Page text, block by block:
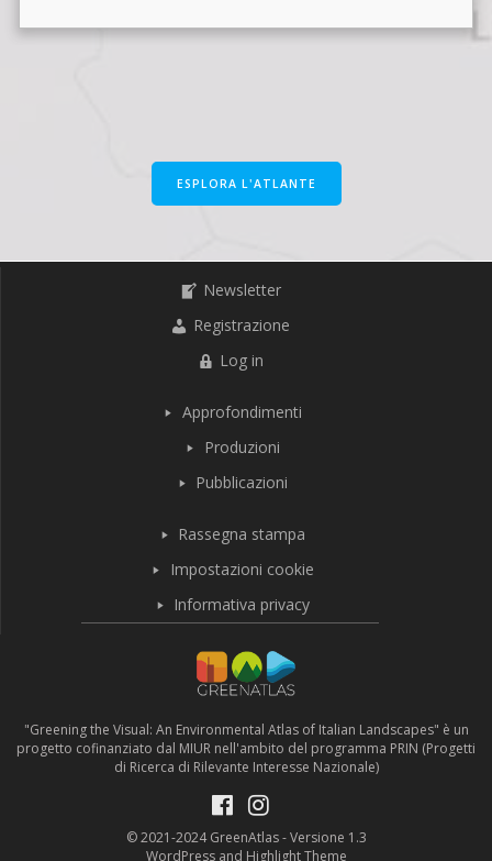
ESPLORA L'ATLANTE
Newsletter
Registrazione
Log in
Approfondimenti
Produzioni
Pubblicazioni
Rassegna stampa
Impostazioni cookie
Informativa privacy
"Greening the Visual: An Environmental Atlas of Italian Landscapes" è un
progetto cofinanziato dal MIUR nell'ambito del programma PRIN (Progetti
di Ricerca di Rilevante Interesse Nazionale)
© 2021-2024 GreenAtlas - Versione 1.3
WordPress and Highlight Theme